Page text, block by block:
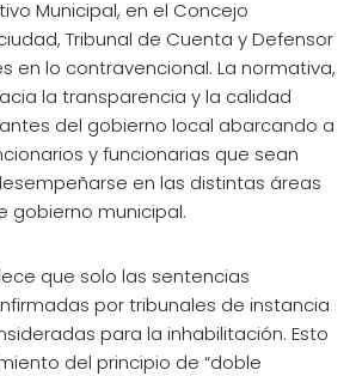
Municipal, en el Concejo
Tribunal de Cuenta y Defensor
en lo contravencional. La normativa,
la transparencia y la calidad
del gobierno local abarcando a
y funcionarias que sean
en las distintas áreas
gobierno municipal.
que solo las sentencias
por tribunales de instancia
para la inhabilitación. Esto
del principio de “doble